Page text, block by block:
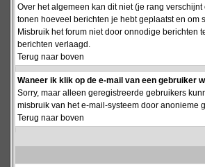
Over het algemeen kan dit niet (je rang
tonen hoeveel berichten je hebt geplaatst en
Misbruik het forum niet door onnodige berichten
berichten verlaagd.
Terug naar boven
Waneer ik klik op de e-mail van een gebruiker
Sorry, maar alleen geregistreerde gebruikers
misbruik van het e-mail-systeem door anonieme
Terug naar boven